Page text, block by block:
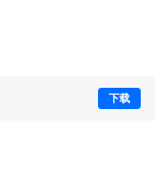
下载